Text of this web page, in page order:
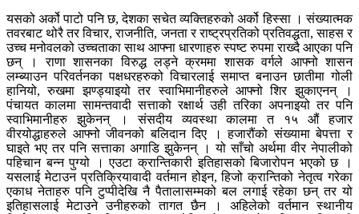
यसको अर्को पाटो पनि छ, देशका सचेत व्यक्तिहरुको अर्को हिस्सा । संख्यात्मक
तवरबाट थोरै तर विचार, राजनीति, जनता र राष्ट्रप्रतिको प्रतिवद्धता, साहस र
उच्च मनोवलको उच्चताका साथ आफ्ना धारणाहरु स्पष्ट रुपमा राख्दै आएका पनि
छन् । राणा शासनका विरुद्ध लड्ने क्रममा शासक वर्गले आफ्नो शासन
लम्ब्याउन परिवर्तनका पक्षधरहरुको विचारलाई समाप्त बनाउन छातीमा गोली
हानियो, रुखमा झण्ड्याइयो तर स्वाभिमानीहरुले आफ्नो शिर झुकाएनन् ।
पंचायत कालमा सामन्तवादी सत्ताको रक्षार्थ उही तरिका अपनाइयो तर पनि
स्वाभिमानीहरु झुकेनन् । संसदीय व्यवस्था कालमा त १५ औं हजार
वीरयोद्धाहरुले आफ्नो जीवनको बलिदान दिए । हजारौंको संख्यामा बेपत्ता र
घाइते भए तर पनि सत्ताका अगाडि झुकेनन् । यो साँचो अर्थमा वीर नेपालीको
पहिचान बन्न पुग्यो । एउटा क्रान्तिकारी इतिहासको बिजारोपन भएको छ ।
यसलाई मेटाउन प्रतिक्रियावादी वर्तमान होइन, हिजो क्रान्तिको नेतृत्व गरेका
एकाध नेताहरु पनि टुप्पीदेखि नै पैतालासम्मको बल लगाई रहेका छन् तर यो
इतिहासलाई मेटाउने उनीहरुको तागत छैन । अहिलेको वर्तमान स्थानीय